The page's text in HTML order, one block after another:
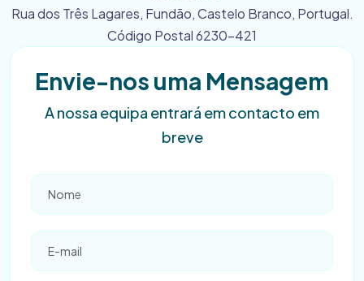
Rua dos Três Lagares, Fundão, Castelo Branco, Portugal.
Código Postal 6230-421
Envie-nos uma Mensagem
A nossa equipa entrará em contacto em
breve